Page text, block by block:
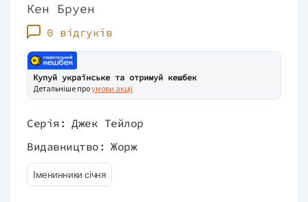
Кен Бруен
0 відгуків
Купуй українське та отримуй кешбек
Детальніше проумови акції
Серія: Джек Тейлор
Видавництво: Жорж
Іменинники січня